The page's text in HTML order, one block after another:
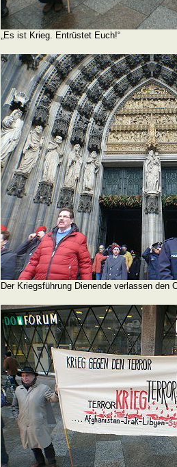
„Es ist Krieg. Entrüstet Euch!“
Der Kriegsführung Dienende verlassen den